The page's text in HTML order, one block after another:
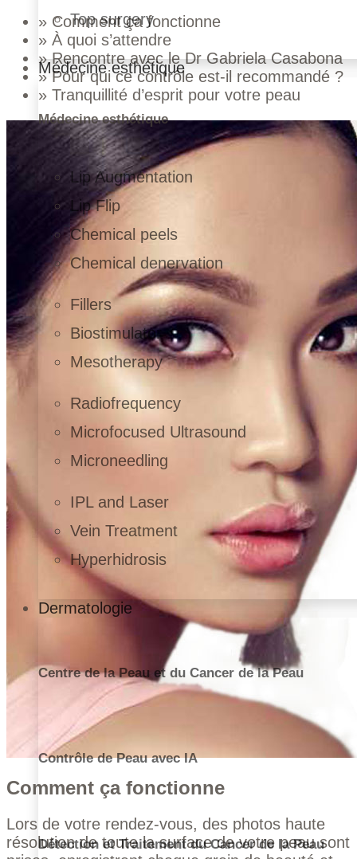
Top surgery
Médecine esthétique
Médecine esthétique
Lip Augmentation
Lip Flip
Chemical peels
Chemical denervation
Fillers
Biostimulator
Mesotherapy
Radiofrequency
Microfocused Ultrasound
Microneedling
IPL and Laser
Vein Treatment
Hyperhidrosis
Dermatologie
Centre de la Peau et du Cancer de la Peau
Contrôle de Peau avec IA
Détection et Traitement du Cancer de la Peau
» Comment ça fonctionne
» À quoi s’attendre
» Rencontre avec le Dr Gabriela Casabona
» Pour qui ce contrôle est-il recommandé ?
» Tranquillité d’esprit pour votre peau
Comment ça fonctionne
Lors de votre rendez-vous, des photos haute
résolution de toute la surface de votre peau sont